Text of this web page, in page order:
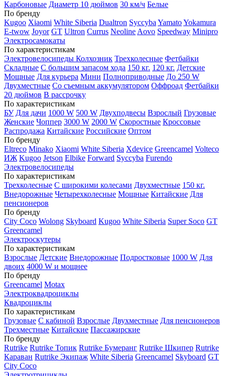
Карбоновые Диаметр 10 дюймов 30 км/ч Белые
По бренду
Kugoo Xiaomi White Siberia Dualtron Syccyba YamatoYokamura
E-twow Joyor GT Ultron Currus Neoline Aovo Speedway Minipro
Электросамокаты
По характеристикам
Электровелосипеды Колхозник Трехколесные Фетбайки
Складные С большим запасом хода 150 кг. 120 кг. Детские
Мощные Для курьера Мини Полноприводные До 250 W
Двухместные Со съемным аккумулятором Оффроад Фетбайки
20 дюймов В рассрочку
По характеристикам
БУ Для дачи 1000 W 500 W Двухподвесы Взрослый Грузовые
Женские Чоппер 3000 W 2000 W Скоростные Кроссовые
Распродажа Китайские Российские Оптом
По бренду
Eltreco Minako Xiaomi White Siberia Xdevice Greencamel Volteco
ИЖ Kugoo Jetson Elbike Forward Syccyba Furendo
Электровелосипеды
По характеристикам
Трехколесные С широкими колесами Двухместные 150 кг.
Внедорожные Четырехколесные Мощные Китайские Для
пенсионеров
По бренду
City Coco Wolong Skyboard Kugoo White Siberia Super Soco GT
Greencamel
Электроскутеры
По характеристикам
Взрослые Детские Внедорожные Подростковые 1000 W Для
двоих 4000 W и мощнее
По бренду
Greencamel Motax
Электроквадроциклы
Квадроциклы
По характеристикам
Грузовые С кабиной Взрослые Двухместные Для пенсионеров
Трехместные Китайские Пассажирские
По бренду
Rutrike Rutrike Топик Rutrike Бумеранг Rutrike Шкипер Rutrike
Караван Rutrike Экипаж White Siberia Greencamel Skyboard GT
City Coco